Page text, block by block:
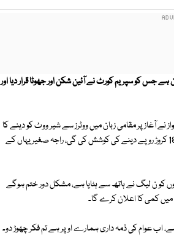
کو سپریم کورٹ نے آئین شکن اور جھوٹا قرار دیا اور
کرتے ہوئے مریم نواز نے آغاز پر مقامی زبان میں ووٹرز سے شیر ووٹ کو دینے کا
وعدہ لیا اور کہا کہ ہمارے امیدوار راجہ صغیر کو ن لیگ میں شمولیت سے روکنے کے لیے 18 کروڑ روپے دینے کی کوشش کی گی، راجہ صغیر یہاں کے
کو ن لیگ نے ہاتھ سے ہٹایا ہے، مشکل دور ختم ہوگے
میں کمی کا اعلان کرے گا۔
اب عوام کی ذمہ داری ہمارے اوپر ہے تم فکر چھوڑ دو۔